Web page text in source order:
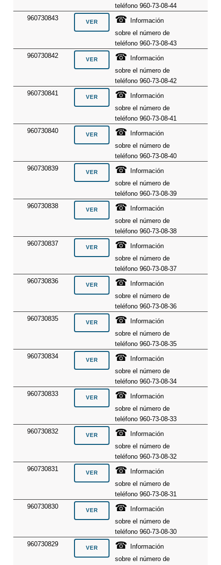
teléfono 960-73-08-44
960730843
☎
Información
sobre el número de
teléfono 960-73-08-43
960730842
☎
Información
sobre el número de
teléfono 960-73-08-42
960730841
☎
Información
sobre el número de
teléfono 960-73-08-41
960730840
☎
Información
sobre el número de
teléfono 960-73-08-40
960730839
☎
Información
sobre el número de
teléfono 960-73-08-39
960730838
☎
Información
sobre el número de
teléfono 960-73-08-38
960730837
☎
Información
sobre el número de
teléfono 960-73-08-37
960730836
☎
Información
sobre el número de
teléfono 960-73-08-36
960730835
☎
Información
sobre el número de
teléfono 960-73-08-35
960730834
☎
Información
sobre el número de
teléfono 960-73-08-34
960730833
☎
Información
sobre el número de
teléfono 960-73-08-33
960730832
☎
Información
sobre el número de
teléfono 960-73-08-32
960730831
☎
Información
sobre el número de
teléfono 960-73-08-31
960730830
☎
Información
sobre el número de
teléfono 960-73-08-30
960730829
☎
Información
sobre el número de